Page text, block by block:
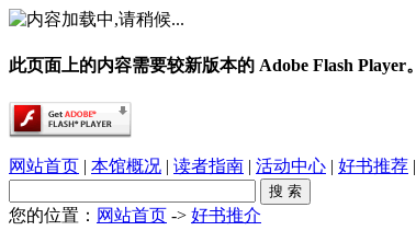
此页面上的内容需要较新版本的 Adobe Flash Player。
网站首页 | 本馆概况 | 读者指南 | 活动中心 | 好书推荐 |
您的位置： 网站首页 -> 好书推介
春雨润乡土，书香伴童行——象州县文化广电..